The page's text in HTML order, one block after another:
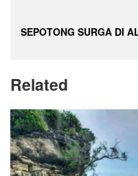
SEPOTONG SURGA DI
Related